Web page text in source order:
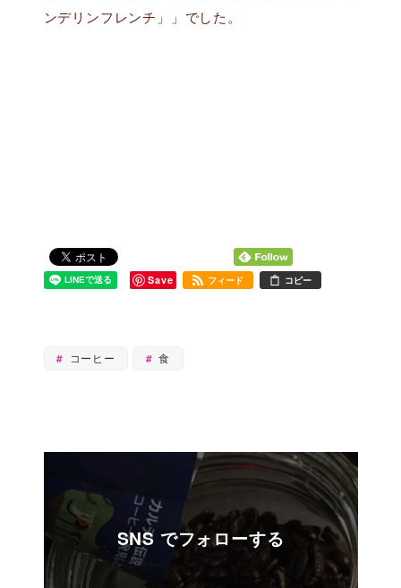
ンデリンフレンチ」」でした。
Save フィード コピー
コーヒー 食
SNS でフォローする